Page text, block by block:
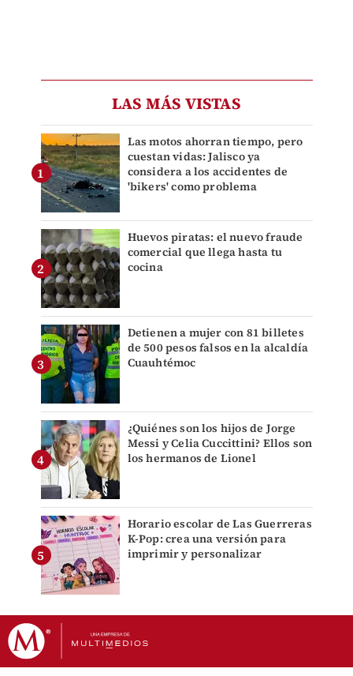
LAS MÁS VISTAS
Las motos ahorran tiempo, pero
cuestan vidas: Jalisco ya
considera a los accidentes de
'bikers' como problema
Huevos piratas: el nuevo fraude
comercial que llega hasta tu
cocina
Detienen a mujer con 81 billetes
de 500 pesos falsos en la alcaldía
Cuauhtémoc
¿Quiénes son los hijos de Jorge
Messi y Celia Cuccittini? Ellos son
los hermanos de Lionel
Horario escolar de Las Guerreras
K-Pop: crea una versión para
imprimir y personalizar